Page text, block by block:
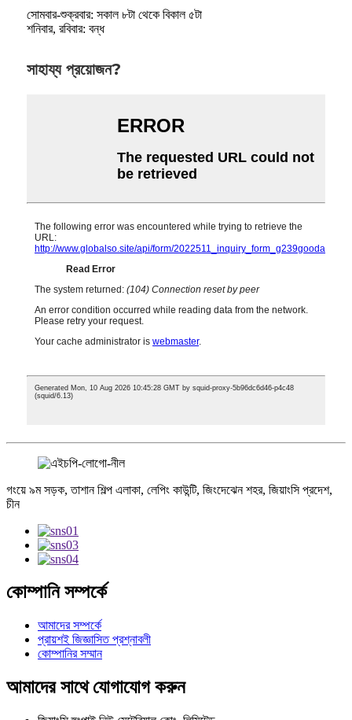
সোমবার-শুক্রবার: সকাল ৮টা থেকে বিকাল ৫টা
শনিবার, রবিবার: বন্ধ
সাহায্য প্রয়োজন?
গংয়ে ৯ম সড়ক, তাশান শিল্প এলাকা, লেপিং কাউন্টি, জিংদেঝেন শহর, জিয়াংসি প্রদেশ,
চীন
কোম্পানি সম্পর্কে
আমাদের সম্পর্কে
প্রায়শই জিজ্ঞাসিত প্রশ্নাবলী
কোম্পানির সম্মান
আমাদের সাথে যোগাযোগ করুন